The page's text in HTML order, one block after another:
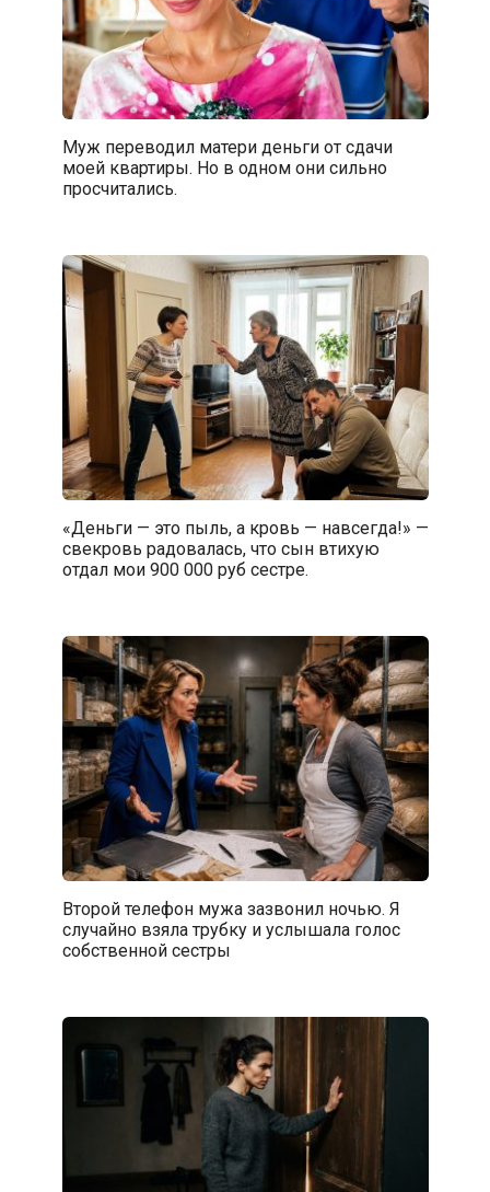
Муж переводил матери деньги от сдачи
моей квартиры. Но в одном они сильно
просчитались.
«Деньги — это пыль, а кровь — навсегда!» —
свекровь радовалась, что сын втихую
отдал мои 900 000 руб сестре.
Второй телефон мужа зазвонил ночью. Я
случайно взяла трубку и услышала голос
собственной сестры